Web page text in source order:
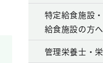
特定給食施設
給食施設の方へ
管理栄養士・